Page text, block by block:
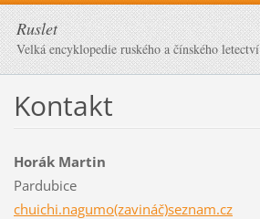
Ruslet
Velká encyklopedie ruského a čínského letectví
Kontakt
Horák Martin
Pardubice
chuichi.nagumo(zavináč)seznam.cz